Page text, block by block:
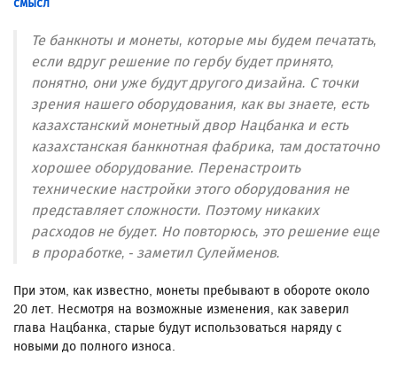
Те банкноты и монеты, которые мы будем печатать,
если вдруг решение по гербу будет принято,
понятно, они уже будут другого дизайна. С точки
зрения нашего оборудования, как вы знаете, есть
казахстанский монетный двор Нацбанка и есть
казахстанская банкнотная фабрика, там достаточно
хорошее оборудование. Перенастроить
технические настройки этого оборудования не
представляет сложности. Поэтому никаких
расходов не будет. Но повторюсь, это решение еще
в проработке, - заметил Сулейменов.
При этом, как известно, монеты пребывают в обороте около
20 лет. Несмотря на возможные изменения, как заверил
глава Нацбанка, старые будут использоваться наряду с
новыми до полного износа.